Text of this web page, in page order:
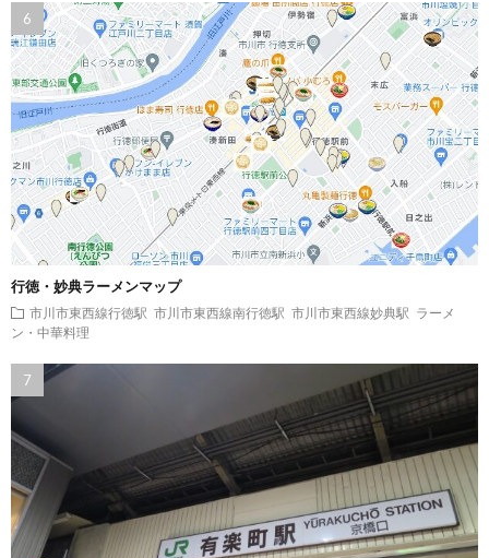
行徳・妙典ラーメンマップ
市川市東西線行徳駅 市川市東西線南行徳駅 市川市東西線妙典駅
ラーメ
ン・中華料理